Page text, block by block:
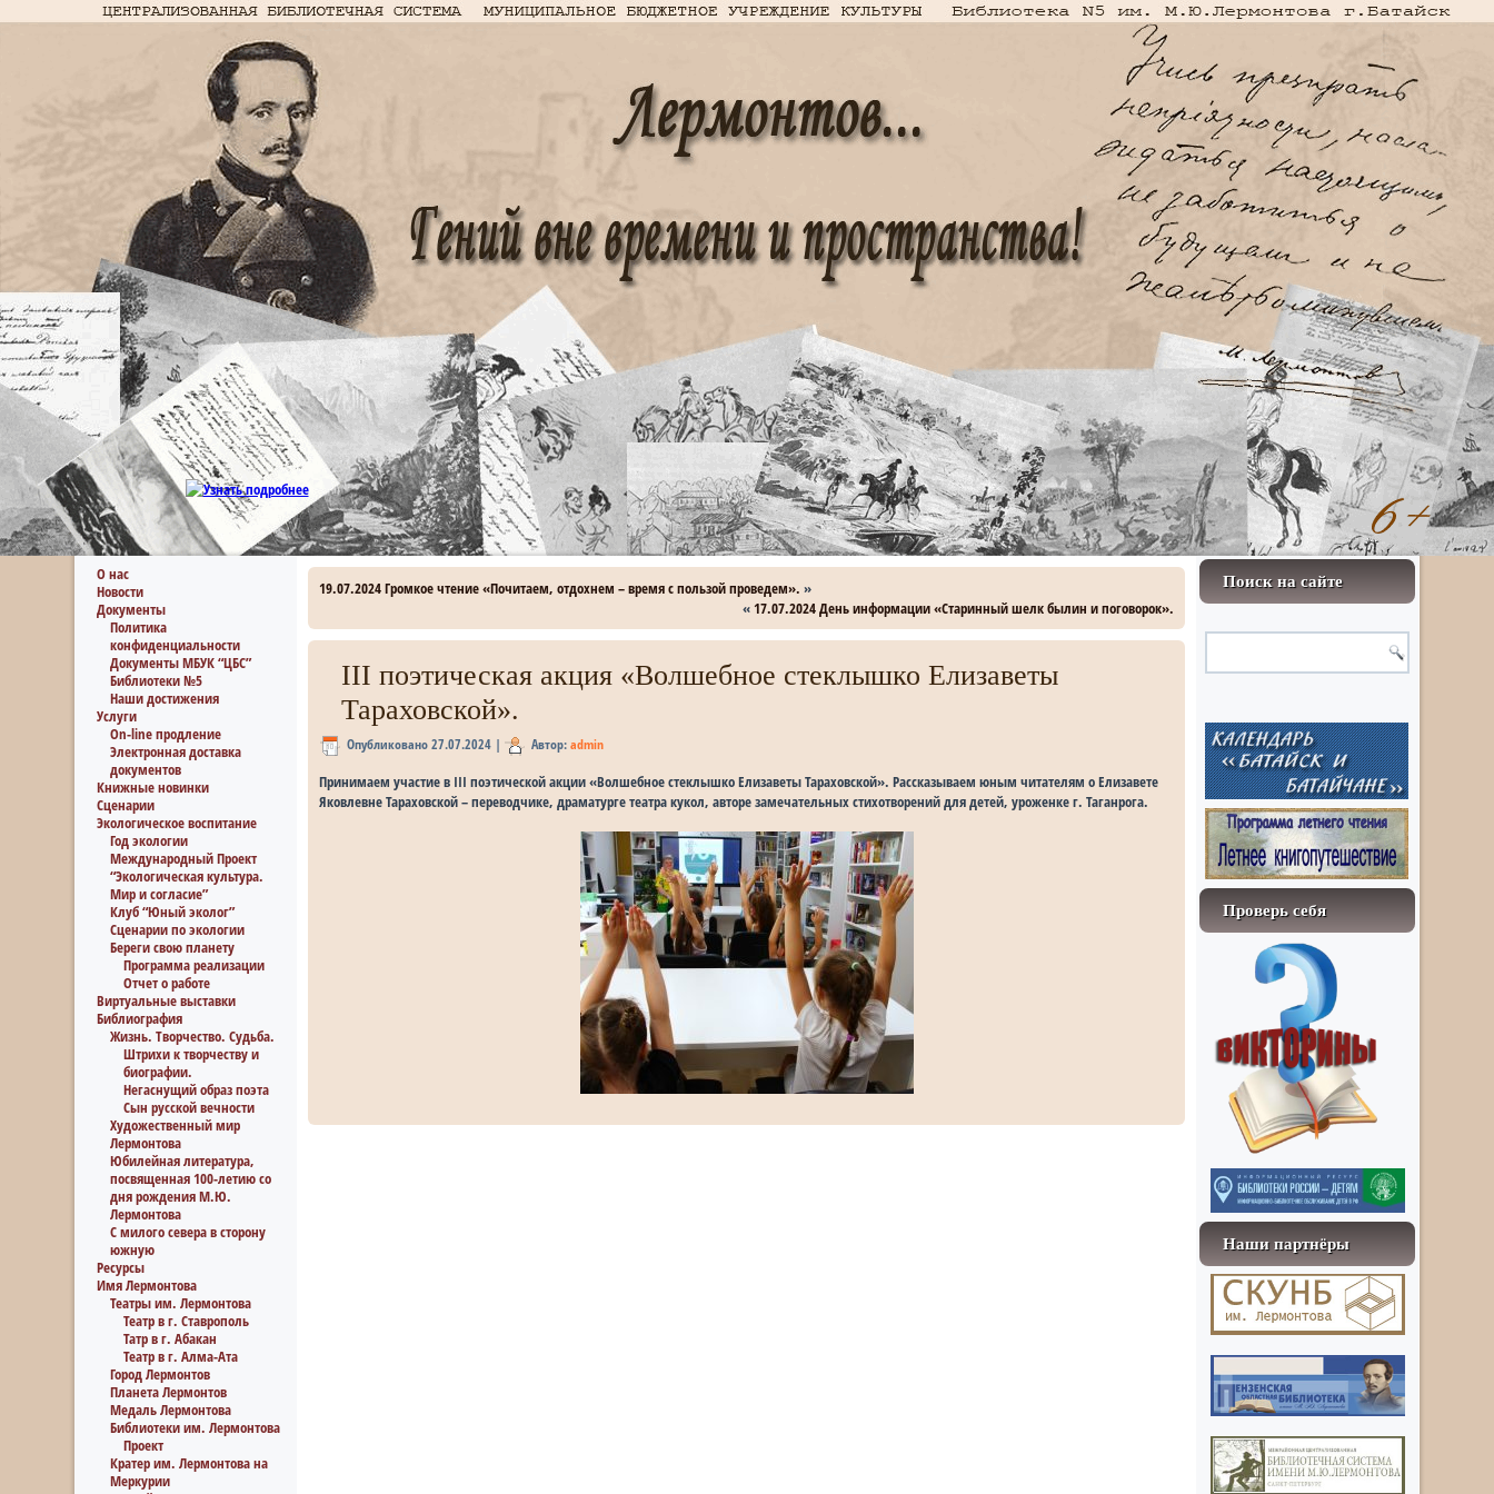
О нас
Новости
Документы
Политика
конфиденциальности
Документы МБУК “ЦБС”
Библиотеки №5
Наши достижения
Услуги
On-line продление
Электронная доставка
документов
Книжные новинки
Сценарии
Экологическое воспитание
Год экологии
Международный Проект
“Экологическая культура.
Мир и согласие”
Клуб “Юный эколог”
Сценарии по экологии
Береги свою планету
Программа реализации
Отчет о работе
Виртуальные выставки
Библиография
Жизнь. Творчество. Судьба.
Штрихи к творчеству и
биографии.
Негаснущий образ поэта
Сын русской вечности
Художественный мир
Лермонтова
Юбилейная литература,
посвященная 100-летию со
дня рождения М.Ю.
Лермонтова
С милого севера в сторону
южную
Ресурсы
Имя Лермонтова
Театры им. Лермонтова
Театр в г. Ставрополь
Татр в г. Абакан
Театр в г. Алма-Ата
Город Лермонтов
Планета Лермонтов
Медаль Лермонтова
Библиотеки им. Лермонтова
Проект
Кратер им. Лермонтова на
Меркурии
19.07.2024 Громкое чтение «Почитаем, отдохнем – время с пользой проведем». »
«17.07.2024 День информации «Старинный шелк былин и поговорок».
III поэтическая акция «Волшебное стеклышко Елизаветы
Тараховской».
Опубликовано27.07.2024 | Автор:admin
Принимаем участие в III поэтической акции «Волшебное стеклышко Елизаветы Тараховской». Рассказываем юным читателям о Елизавете
Яковлевне Тараховской – переводчике, драматурге театра кукол, авторе замечательных стихотворений для детей, уроженке г. Таганрога.
Поиск на сайте
Проверь себя
Наши партнёры